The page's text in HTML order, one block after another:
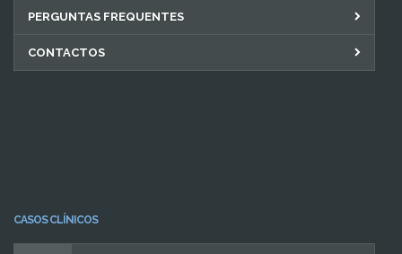
PERGUNTAS FREQUENTES
CONTACTOS
CASOS CLÍNICOS